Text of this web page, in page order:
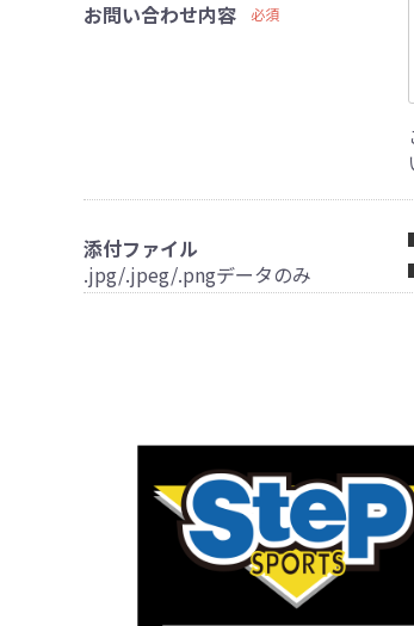
お問い合わせ内容 必須
添付ファイル
.jpg/.jpeg/.pngデータのみ